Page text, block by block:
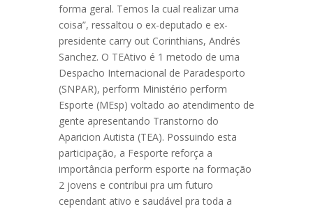
forma geral. Temos la cual realizar uma
coisa”, ressaltou o ex-deputado e ex-
presidente carry out Corinthians, Andrés
Sanchez. O TEAtivo é 1 metodo de uma
Despacho Internacional de Paradesporto
(SNPAR), perform Ministério perform
Esporte (MEsp) voltado ao atendimento de
gente apresentando Transtorno do
Aparicion Autista (TEA). Possuindo esta
participação, a Fesporte reforça a
importância perform esporte na formação
2 jovens e contribui pra um futuro
cependant ativo e saudável pra toda a